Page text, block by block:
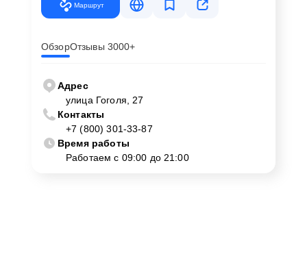
Маршрут
ОбзорОтзывы 3000+
Адрес
улица Гоголя, 27
Контакты
+7 (800) 301-33-87
Время работы
Работаем с 09:00 до 21:00